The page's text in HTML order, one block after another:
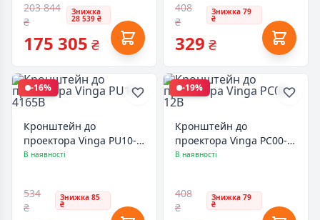
203 844
₴
Знижка
28 539 ₴
175 305 ₴
408
₴
Знижка 79
₴
329 ₴
-16%
Кронштейн до
проектора Vinga PU10-
4165B
В наявності
534
₴
Знижка 85
₴
-19%
Кронштейн до
проектора Vinga PC00-
12B
В наявності
408
₴
Знижка 79
₴